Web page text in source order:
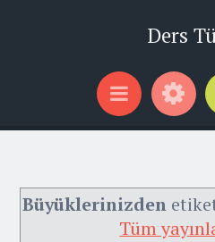
Ders
Menu
Büyüklerinizden
Tüm